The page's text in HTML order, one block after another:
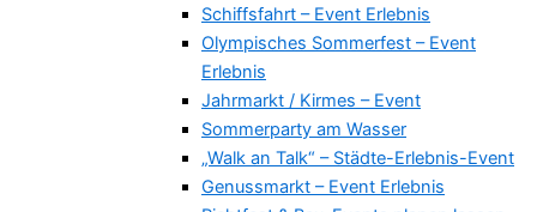
Schiffsfahrt – Event Erlebnis
Olympisches Sommerfest – Event
Erlebnis
Jahrmarkt / Kirmes – Event
Sommerparty am Wasser
„Walk an Talk“ – Städte-Erlebnis-Event
Genussmarkt – Event Erlebnis